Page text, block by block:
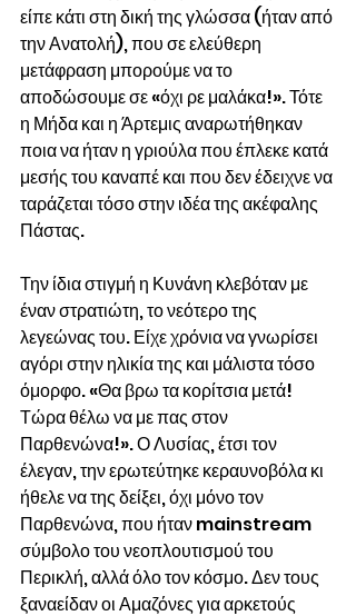
είπε κάτι στη δική της γλώσσα (ήταν από
την Ανατολή), που σε ελεύθερη
μετάφραση μπορούμε να το
αποδώσουμε σε «όχι ρε μαλάκα!». Τότε
η Μήδα και η Άρτεμις αναρωτήθηκαν
ποια να ήταν η γριούλα που έπλεκε κατά
μεσής του καναπέ και που δεν έδειχνε να
ταράζεται τόσο στην ιδέα της ακέφαλης
Πάστας.
Την ίδια στιγμή η Κυνάνη κλεβόταν με
έναν στρατιώτη, το νεότερο της
λεγεώνας του. Είχε χρόνια να γνωρίσει
αγόρι στην ηλικία της και μάλιστα τόσο
όμορφο. «Θα βρω τα κορίτσια μετά!
Τώρα θέλω να με πας στον
Παρθενώνα!». Ο Λυσίας, έτσι τον
έλεγαν, την ερωτεύτηκε κεραυνοβόλα κι
ήθελε να της δείξει, όχι μόνο τον
Παρθενώνα, που ήταν mainstream
σύμβολο του νεοπλουτισμού του
Περικλή, αλλά όλο τον κόσμο. Δεν τους
ξαναείδαν οι Αμαζόνες για αρκετούς